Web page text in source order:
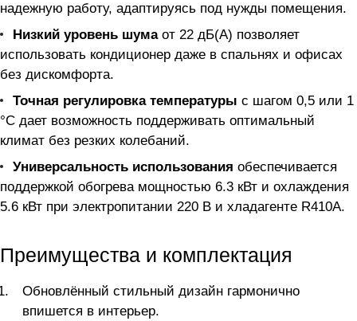
надежную работу, адаптируясь под нужды помещения.
Низкий уровень шумаот 22 дБ(А) позволяет
использовать кондиционер даже в спальнях и офисах
без дискомфорта.
Точная регулировка температуры с шагом 0,5 или 1
°С дает возможность поддерживать оптимальный
климат без резких колебаний.
Универсальность использования обеспечивается
поддержкой обогрева мощностью 6.3 кВт и охлаждения
5.6 кВт при электропитании 220 В и хладагенте R410A.
Преимущества и комплектация
Обновлённый стильный дизайн гармонично
впишется в интерьер.